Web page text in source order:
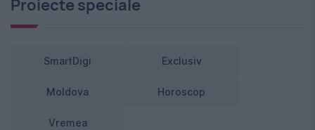
Proiecte speciale
SmartDigi Exclusiv
Moldova Horoscop
Vremea